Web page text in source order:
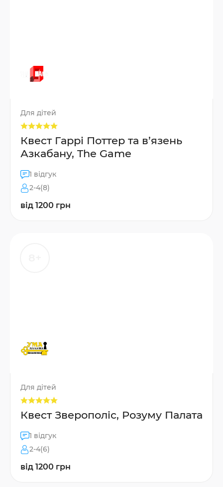
Для дітей
Квест Гаррі Поттер та в’язень
Азкабану, The Game
1 відгук
2-4(8)
від 1200 грн
Для дітей
Квест Зверополіс, Розуму Палата
1 відгук
2-4(6)
від 1200 грн